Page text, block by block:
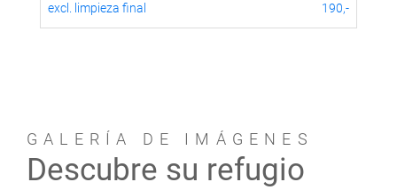
excl. limpieza final 190,-
GALERÍA DE IMÁGENES
Descubre su refugio